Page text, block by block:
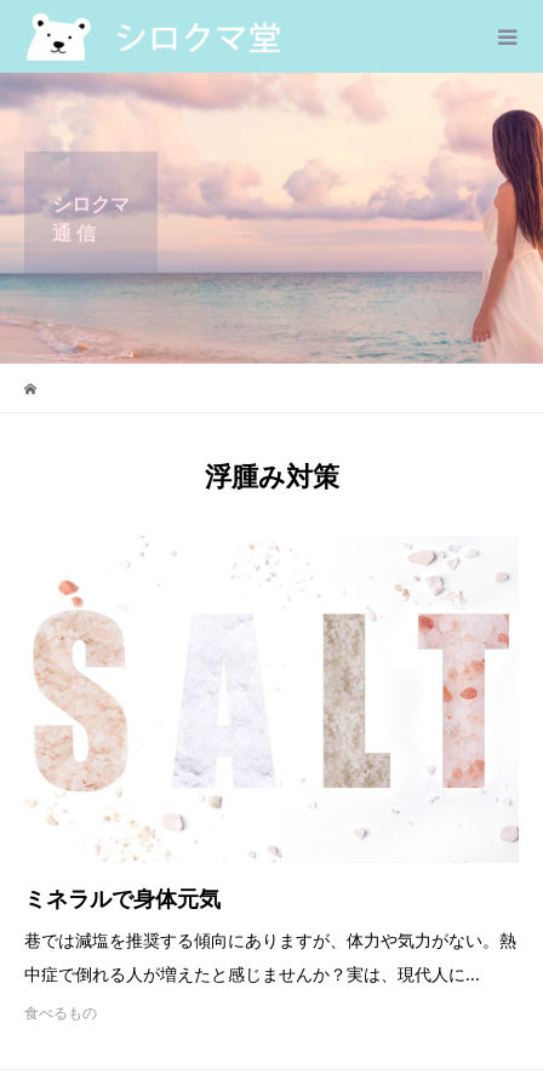
シロクマ
通 信
浮腫み対策
ミネラルで身体元気
巷では減塩を推奨する傾向にありますが、体力や気力がない。熱
中症で倒れる人が増えたと感じませんか？実は、現代人に...
食べるもの